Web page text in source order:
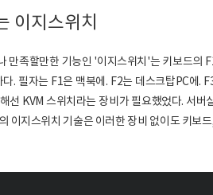
이지스위치
만족할만한 기능인 '이지스위치'는 키보드의
. 필자는 F1은 맥북에. F2는 데스크탑PC에.
선 KVM 스위치라는 장비가 필요했었다. 서버
이지스위치 기술은 이러한 장비 없이도 키보